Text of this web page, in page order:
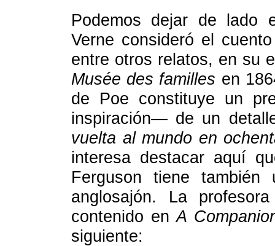
Podemos dejar de lado
Verne consideró el
entre otros relatos, en su
Musée des familles en
de Poe constituye un
inspiración— de un
vuelta al mundo en
interesa destacar aquí
Ferguson tiene
anglosajón. La
contenido enA
siguiente: